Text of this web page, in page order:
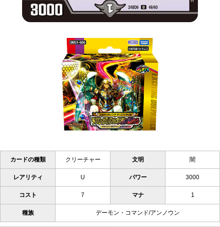
カードの種類 クリーチャー 文明 闇
レアリティ U パワー 3000
コスト 7 マナ 1
種族 デーモン・コマンド/アンノウン